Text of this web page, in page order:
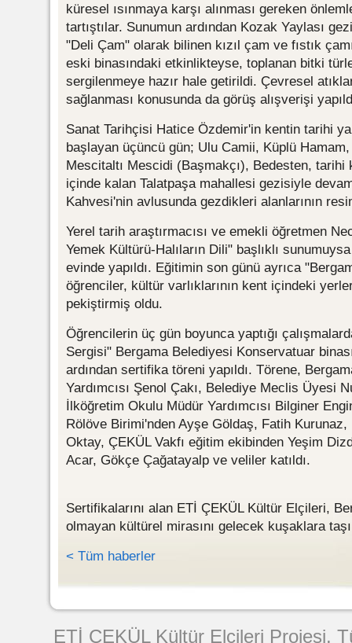
küresel ısınmaya karşı alınması gereken
tartıştılar. Sunumun ardından Kozak Yaylası
"Deli Çam" olarak bilinen kızıl çam ve fıstık
eski binasındaki etkinlikteyse, toplanan bitki
sergilenmeye hazır hale getirildi. Çevresel
sağlanması konusunda da görüş alışverişi
Sanat Tarihçisi Hatice Özdemir'in kentin tarihi
başlayan üçüncü gün; Ulu Camii, Küplü
Mescitaltı Mescidi (Başmakçı), Bedesten,
içinde kalan Talatpaşa mahallesi gezisiyle
Kahvesi'nin avlusunda gezdikleri alanlarının
Yerel tarih araştırmacısı ve emekli öğretmen
Yemek Kültürü-Halıların Dili" başlıklı
evinde yapıldı. Eğitimin son günü ayrıca
öğrenciler, kültür varlıklarının kent içindeki
pekiştirmiş oldu.
Öğrencilerin üç gün boyunca yaptığı
Sergisi" Bergama Belediyesi Konservatuar
ardından sertifika töreni yapıldı. Törene,
Yardımcısı Şenol Çakı, Belediye Meclis Üyesi
İlköğretim Okulu Müdür Yardımcısı Bilginer
Rölöve Birimi'nden Ayşe Göldaş, Fatih
Oktay, ÇEKÜL Vakfı eğitim ekibinden Yeşim
Acar, Gökçe Çağatayalp ve veliler katıldı.
Sertifikalarını alan ETİ ÇEKÜL Kültür Elçileri,
olmayan kültürel mirasını gelecek kuşaklara
< Tüm haberler
ETİ ÇEKÜL Kültür Elçileri Projesi.